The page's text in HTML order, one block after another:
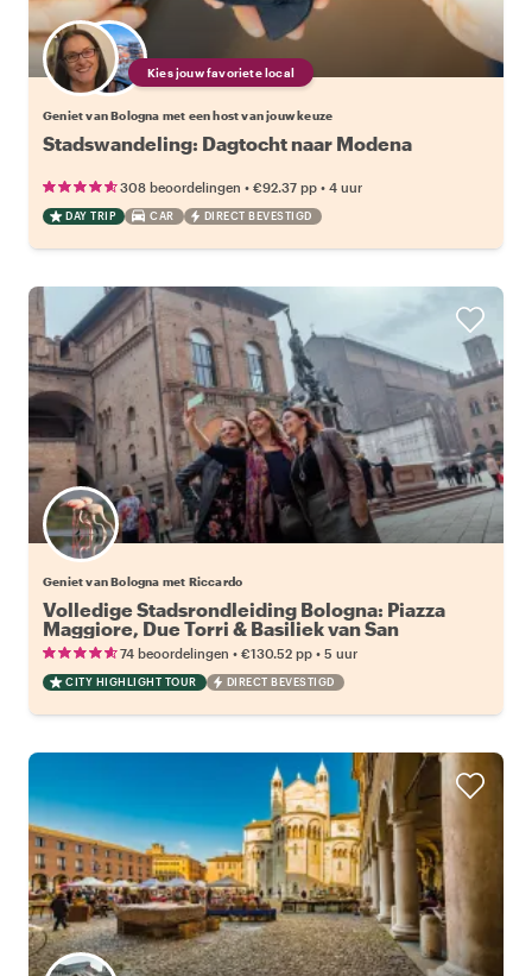
Kies jouw favoriete local
Geniet van Bologna met een host van jouw keuze
Stadswandeling: Dagtocht naar Modena
308 beoordelingen • €92.37 pp • 4 uur
DAY TRIP CAR DIRECT BEVESTIGD
Geniet van Bologna met Riccardo
Volledige Stadsrondleiding Bologna: Piazza
Maggiore, Due Torri & Basiliek van San
Domenico74 beoordelingen • €130.52 pp • 5 uur
CITY HIGHLIGHT TOUR DIRECT BEVESTIGD